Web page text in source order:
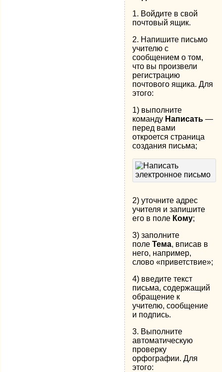
1. Войдите в свой
почтовый ящик.
2. Напишите письмо
учителю с
сообщением о том,
что вы произвели
регистрацию
почтового ящика. Для
этого:
1) выполните
команду Написать —
перед вами
откроется страница
создания письма;
2) уточните адрес
учителя и запишите
его в поле Кому;
3) заполните
полеТема, вписав в
него, например,
слово «приветствие»;
4) введите текст
письма, содержащий
обращение к
учителю, сообщение
и подпись.
3. Выполните
автоматическую
проверку
орфографии. Для
этого: